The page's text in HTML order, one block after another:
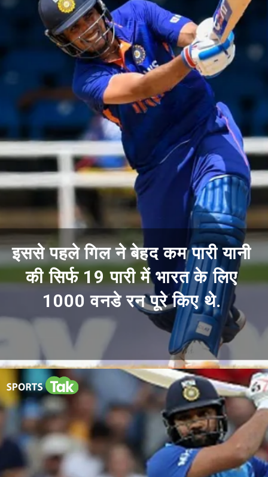
इससे पहले गिल ने बेहद कम पारी यानी
की सिर्फ 19 पारी में भारत के लिए
1000 वनडे रन पूरे किए थे.